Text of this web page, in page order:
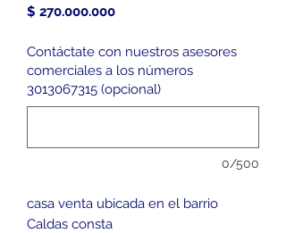
$ 270.000.000Precio
Contáctate con nuestros asesores
comerciales a los números
3013067315 (opcional)
0/500
casa venta ubicada en el barrio
Caldas consta